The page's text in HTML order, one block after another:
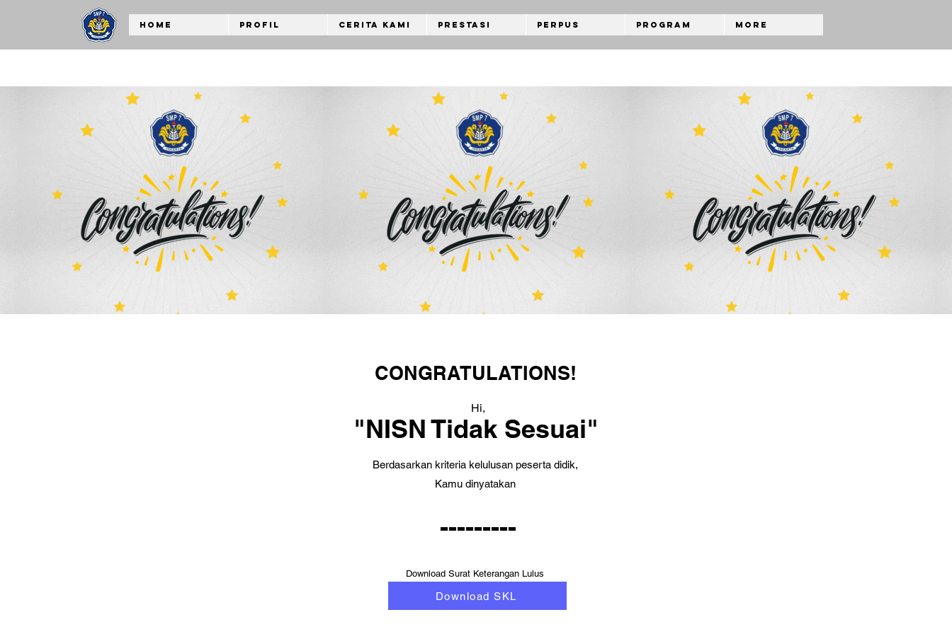
Home Profil Cerita Kami Prestasi Perpus Program More
CONGRATULATIONS!
Hi,
"NISN Tidak Sesuai"
Berdasarkan kriteria kelulusan peserta didik,
Kamu dinyatakan
---------
Download Surat Keterangan Lulus
Download SKL